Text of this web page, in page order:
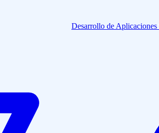
Desarrollo de Aplicaciones